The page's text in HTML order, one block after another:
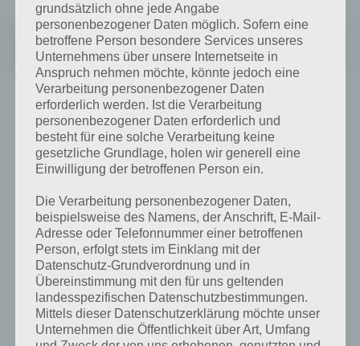
Google Maps
Preis:Kostenlos
Navfree: Kostenlose GPS App
Wie der Name der Navigation App schon vermuten lässt, handelt es
sich hier um eine vollkommen kostenlose Navi App für dein Android
Kartenmaterial von Usern navigierst wirst. Bevor die Navigation
allerdings los geht, musst du dir die offline Karten auf dein Gerät
downloaden und kannst diese dann ohne eine zusätzliche
Internetverbindung nutzen. Nachteil ist natürlich, dass durch die
freie Gemeinschaft und keine kommerzielle Nutzung der App,
gelegendlich die Karten oder Routen nicht auf dem neusten Stand
und teilweise Fehler enthalten sind. Dafür verfügt Navfree:
Kostenlose GPS über eine Live Kartenansicht mit 2 und 3D Modus,
einer Sprachausgabe und einer automatischen Wegumleitung wenn
grundsätzlich ohne jede Angabe
personenbezogener Daten möglich. Sofern eine
betroffene Person besondere Services unseres
Unternehmens über unsere Internetseite in
Anspruch nehmen möchte, könnte jedoch eine
Verarbeitung personenbezogener Daten
erforderlich werden. Ist die Verarbeitung
personenbezogener Daten erforderlich und
besteht für eine solche Verarbeitung keine
gesetzliche Grundlage, holen wir generell eine
Einwilligung der betroffenen Person ein.
Die Verarbeitung personenbezogener Daten,
beispielsweise des Namens, der Anschrift, E-Mail-
Adresse oder Telefonnummer einer betroffenen
Person, erfolgt stets im Einklang mit der
Datenschutz-Grundverordnung und in
Übereinstimmung mit den für uns geltenden
landesspezifischen Datenschutzbestimmungen.
Mittels dieser Datenschutzerklärung möchte unser
Unternehmen die Öffentlichkeit über Art, Umfang